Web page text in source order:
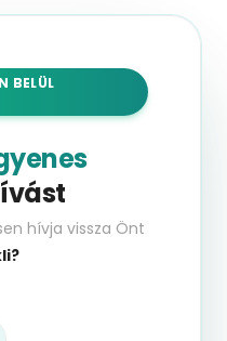
BELÜL
hívja vissza Önt